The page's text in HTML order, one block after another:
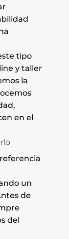
tipo
y taller
la
en el
un
de
del